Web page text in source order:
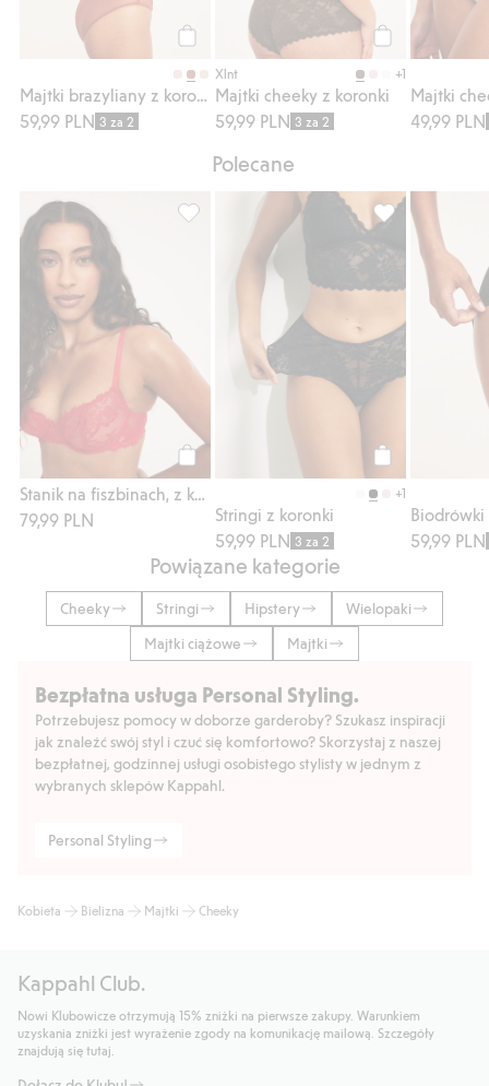
59,99 PLN 3 za 2
Kup
Xlnt +1
Majtki cheeky z koronki
59,99 PLN 3 za 2
Majtki
49,99 PLN
Polecane
Kup
79,99 PLN
Stanik na fiszbinach, z koronki, Dodaj do
Kup
+1
Stringi z koronki
59,99 PLN 3 za 2
Stringi z
59,99 PLN
Powiązane kategorie
Cheeky Stringi Hipstery
Wielopaki
Majtki ciążowe
Majtki
Bezpłatna usługa Personal Styling.
Potrzebujesz pomocy w doborze garderoby? Szukasz inspiracji
jak znaleźć swój styl i czuć się komfortowo? Skorzystaj z naszej
bezpłatnej, godzinnej usługi osobistego stylisty w jednym z
wybranych sklepów Kappahl.
Personal Styling
Kobieta Bielizna Majtki Cheeky
Kappahl Club.
Nowi Klubowicze otrzymują 15% zniżki na pierwsze zakupy. Warunkiem
uzyskania zniżki jest wyrażenie zgody na komunikację mailową. Szczegóły
znajdują się tutaj.